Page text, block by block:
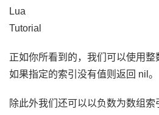
Lua
Tutorial
正如你所看到的，我们可以使用整
如果指定的索引没有值则返回 nil。
除此外我们还可以以负数为数组索